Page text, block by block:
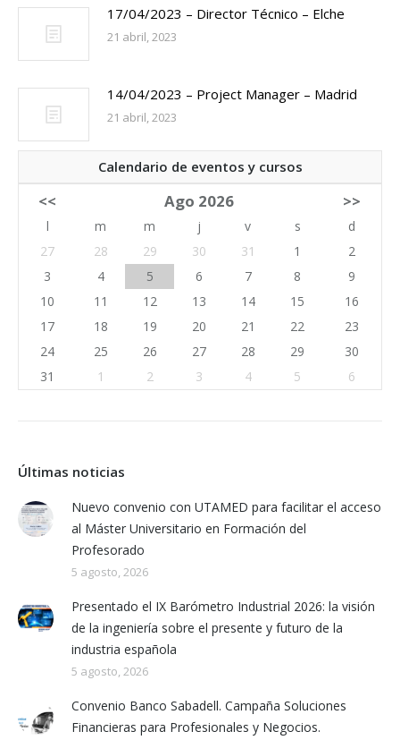
17/04/2023 – Director Técnico – Elche
21 abril, 2023
14/04/2023 – Project Manager – Madrid
21 abril, 2023
Calendario de eventos y cursos
<< Ago 2026 >>
l m m j v s
d
27
28 29 30 31 1
2
3
4 5 6 7 8
9
10
11 12 13 14 15
16
17
18 19 20 21 22
23
24
25 26 27 28 29
30
31
1 2 3 4 5 6
Últimas noticias
Nuevo convenio con UTAMED para facilitar el acceso
al Máster Universitario en Formación del
Profesorado
5 agosto, 2026
Presentado el IX Barómetro Industrial 2026: la visión
de la ingeniería sobre el presente y futuro de la
industria española
5 agosto, 2026
Convenio Banco Sabadell. Campaña Soluciones
Financieras para Profesionales y Negocios.